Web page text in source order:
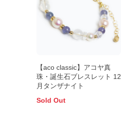
【aco classic】アコヤ真
珠・誕生石ブレスレット 12
月タンザナイト
Sold Out